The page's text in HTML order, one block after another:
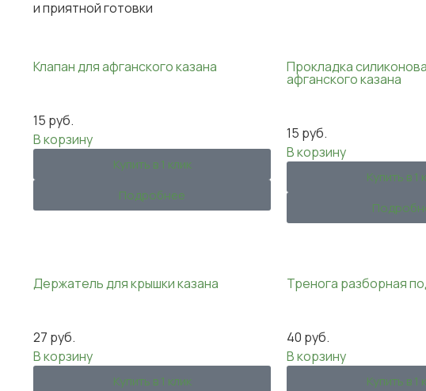
и приятной готовки
Клапан для афганского казана
15 руб.
В корзину
Купить в 1 клик
Подробнее
Прокладка
афганского казана
15 руб.
В корзину
Купить в 1
Держатель для крышки казана
27 руб.
В корзину
Купить в 1 клик
Тренога разборная
40 руб.
В корзину
Купить в 1